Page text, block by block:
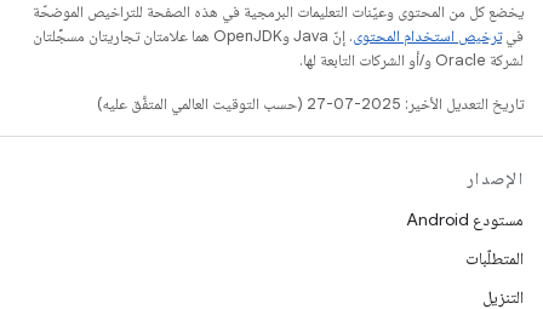
يخضع كل من المحتوى وعيّنات التعليمات البرمجية في هذه الصفحة للتراخيص الموضحّة
فيترخيص استخدام المحتوى
. إنّ Java وOpenJDK هما علامتان تجاريتان مسجَّلتان
لشركة Oracle و/أو الشركات التابعة لها.
تاريخ التعديل الأخير: 2025-07-27 (حسب التوقيت العالمي المتفَّق عليه)
الإصدار
مستودع Android
المتطلّبات
التنزيل